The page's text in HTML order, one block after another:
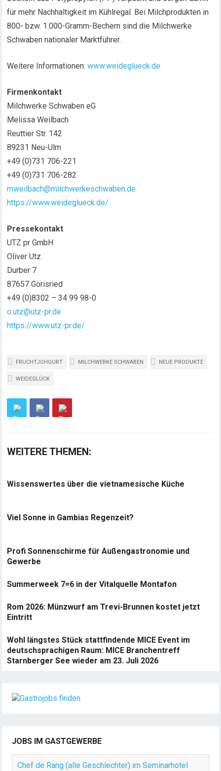
für mehr Nachhaltigkeit im Kühlregal. Bei Milchprodukten in
800- bzw. 1.000-Gramm-Bechern sind die Milchwerke
Schwaben nationaler Marktführer.
Weitere Informationen:www.weideglueck.de
Firmenkontakt
Milchwerke Schwaben eG
Melissa Weilbach
Reuttier Str. 142
89231 Neu-Ulm
+49 (0)731 706-221
+49 (0)731 706-282
mweilbach@milchwerkeschwaben.de
https://www.weideglueck.de/
Pressekontakt
UTZ pr GmbH
Oliver Utz
Durber 7
87657 Görisried
+49 (0)8302 – 34 99 98-0
o.utz@utz-pr.de
https://www.utz-pr.de/
FRUCHTJOHGURT MILCHWERKE SCHWABEN NEUE PRODUKTE
WEIDEGLÜCK
WEITERE THEMEN:
Wissenswertes über die vietnamesische Küche
Viel Sonne in Gambias Regenzeit?
Profi Sonnenschirme für Außengastronomie und
Gewerbe
Summerweek 7=6 in der Vitalquelle Montafon
Rom 2026: Münzwurf am Trevi-Brunnen kostet jetzt
Eintritt
Wohl längstes Stück stattfindende MICE Event im
deutschsprachigen Raum: MICE Branchentreff
Starnberger See wieder am 23. Juli 2026
JOBS IM GASTGEWERBE
Chef de Rang (alle Geschlechter) im Seminarhotel